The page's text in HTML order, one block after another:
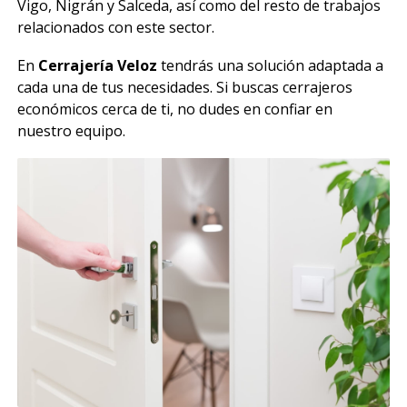
Vigo, Nigrán y Salceda, así como del resto de trabajos
relacionados con este sector.
En Cerrajería Veloz tendrás una solución adaptada a
cada una de tus necesidades. Si buscas cerrajeros
económicos cerca de ti, no dudes en confiar en
nuestro equipo.